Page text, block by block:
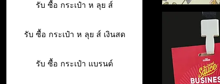
รับ ซื้อ กระเป๋า ห ลุย ส์
รับ ซื้อ กระเป๋า ห ลุย ส์ เงินสด
รับ ซื้อ กระเป๋า แบรนด์